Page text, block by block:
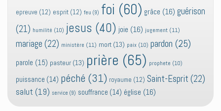
epreuve (12) esprit (12) feu (9) foi (60) grâce (16) guérison
(21) humilité (10) jesus (40) joie (16) jugement (11)
mariage (22) ministère (11) mort (13) paix (10) pardon (25)
parole (15) pasteur (13) prière (65) prophete (10)
puissance (14) péché (31) royaume (12) Saint-Esprit (22)
salut (19) service (9) souffrance (14) église (16)